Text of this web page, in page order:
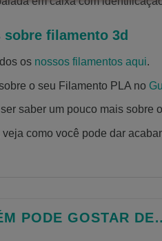
sobre filamento 3d
os nossos filamentos aqui.
o seu Filamento PLA no
saber um pouco mais sobre
como você pode dar
PODE GOSTAR